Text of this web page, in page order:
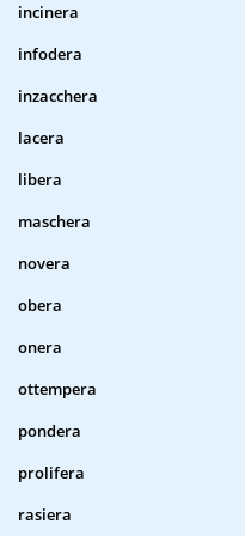
incinera
infodera
inzacchera
lacera
libera
maschera
novera
obera
onera
ottempera
pondera
prolifera
rasiera